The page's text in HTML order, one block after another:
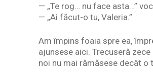
— „Te rog… nu face asta…”
— „Ai făcut-o tu, Valeria.”
Am împins foaia spre ea,
ajunsese aici. Trecuseră
noi nu mai rămăsese decât o